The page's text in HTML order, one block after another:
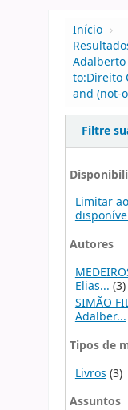
Início ›
Adalberto
to:Direito
and (not-
Filtre
Limitar
Autores
Elias... (3)
SIMÃO
Adalber...
Tipos de
Livros (3)
Assuntos